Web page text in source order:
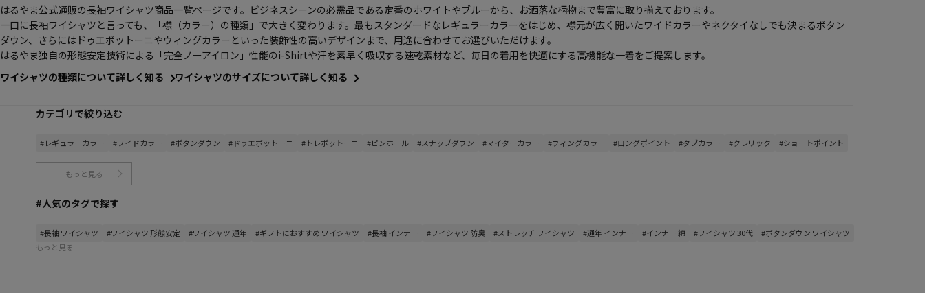
はるやま公式通販の長袖ワイシャツ商品一覧ページです。ビジネスシーンの必需品である定番のホワイトやブルーから、お洒落な柄物まで豊富に取り揃えております。
一口に長袖ワイシャツと言っても、「襟（カラー）の種類」で大きく変わります。最もスタンダードなレギュラーカラーをはじめ、襟元が広く開いたワイドカラーやネクタイなしでも決まるボタン
ダウン、さらにはドゥエボットーニやウィングカラーといった装飾性の高いデザインまで、用途に合わせてお選びいただけます。
はるやま独自の形態安定技術による「完全ノーアイロン」性能のi-Shirtや汗を素早く吸収する速乾素材など、毎日の着用を快適にする高機能な一着をご提案します。
ワイシャツの種類について詳しく知る
ワイシャツのサイズについて詳しく知る
カテゴリで絞り込む
#レギュラーカラー #ワイドカラー #ボタンダウン #ドゥエボットーニ #トレボットーニ #ピンホール #スナップダウン #マイターカラー #ウィングカラー #ロングポイント #タブカラー #クレリック #ショートポイント
もっと見る
#人気のタグで探す
#長袖 ワイシャツ #ワイシャツ 形態安定 #ワイシャツ 通年 #ギフトにおすすめ ワイシャツ #長袖 インナー #ワイシャツ 防臭 #ストレッチ ワイシャツ #通年 インナー #インナー 綿 #ワイシャツ 30代
#ボタンダウン ワイシャツ
もっと見る